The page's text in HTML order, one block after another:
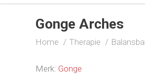
Gonge Arches
Home Therapie
Merk: Gonge